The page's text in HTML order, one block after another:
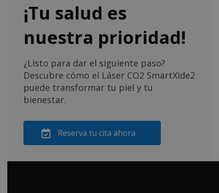
¡Tu salud es
nuestra prioridad!
¿Listo para dar el siguiente paso?
Descubre cómo el Láser CO2 SmartXide2
puede transformar tu piel y tu
bienestar.
Reserva tu cita ahora